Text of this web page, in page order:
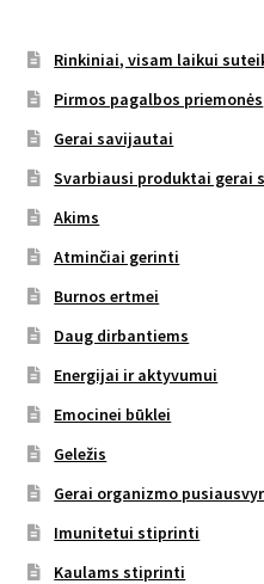
Rinkiniai, visam laikui
Pirmos pagalbos priemonės
Gerai savijautai
Svarbiausi produktai gerai
Akims
Atminčiai gerinti
Burnos ertmei
Daug dirbantiems
Energijai ir aktyvumui
Emocinei būklei
Geležis
Gerai organizmo
Imunitetui stiprinti
Kaulams stiprinti